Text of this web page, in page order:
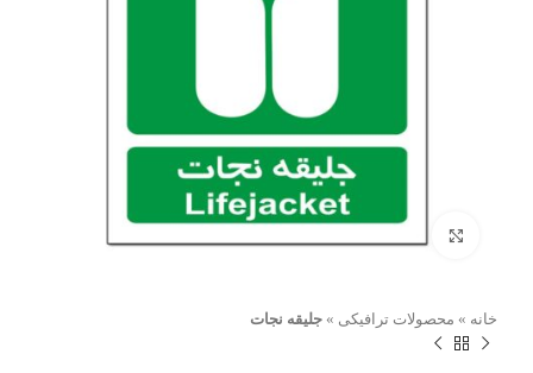
خانه » محصولات ترافیکی » جلیقه نجات